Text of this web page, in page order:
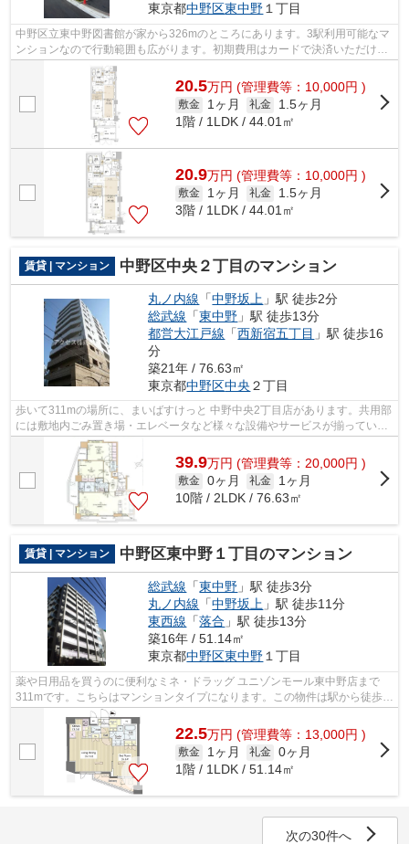
東京都中野区東中野１丁目
中野区立東中野図書館が家から326mのところにあります。3駅利用可能なマ
ンションなので行動範囲も広がります。初期費用はカードで決済いただけま
す。朝に慌てることなく行動するために...
20.5万円 (管理費等：10,000円 )
敷金 1ヶ月 礼金
1.5ヶ月
1階 / 1LDK / 44.01㎡
20.9万円 (管理費等：10,000円 )
敷金 1ヶ月 礼金
1.5ヶ月
3階 / 1LDK / 44.01㎡
賃貸 | マンション 中野区中央２丁目のマンション
丸ノ内線 「中野坂上 」駅 徒歩2分
総武線 「東中野 」駅 徒歩13分
都営大江戸線 「西新宿五丁目 」駅 徒歩16
分
築21年 / 76.63㎡
東京都中野区中央 ２丁目
歩いて311mの場所に、まいばすけっと 中野中央2丁目店があります。共用部
には敷地内ごみ置き場・エレベータなど様々な設備やサービスが揃っている
ので便利です。こちらの物件はマンシ...
39.9万円 (管理費等：20,000円 )
敷金 0ヶ月 礼金
1ヶ月
10階 / 2LDK / 76.63㎡
賃貸 | マンション 中野区東中野１丁目のマンション
総武線 「東中野 」駅 徒歩3分
丸ノ内線 「中野坂上 」駅 徒歩11分
東西線 「落合 」駅 徒歩13分
築16年 / 51.14㎡
東京都中野区東中野 １丁目
薬や日用品を買うのに便利なミネ・ドラッグ ユニゾンモール東中野店まで
311mです。こちらはマンションタイプになります。この物件は駅から徒歩3
分の物件です。晴れの日は気持ち良い陽...
22.5万円 (管理費等：13,000円 )
敷金 1ヶ月 礼金 0ヶ月
1階 / 1LDK / 51.14㎡
次の30件へ